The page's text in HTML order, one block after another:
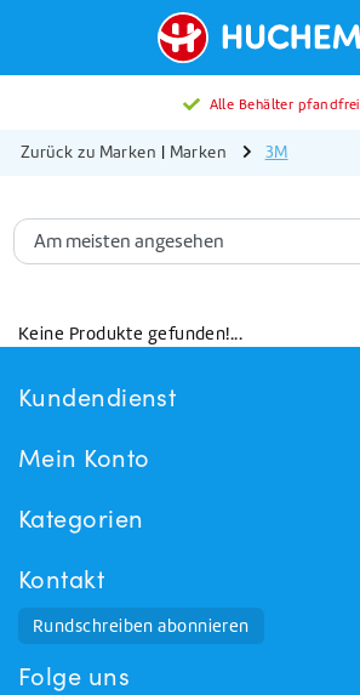
Alle Behälter pfandfrei
Zurück zu Marken | Marken 3M
Keine Produkte gefunden!...
Kundendienst
Mein Konto
Kategorien
Kontakt
Rundschreiben abonnieren
Folge uns